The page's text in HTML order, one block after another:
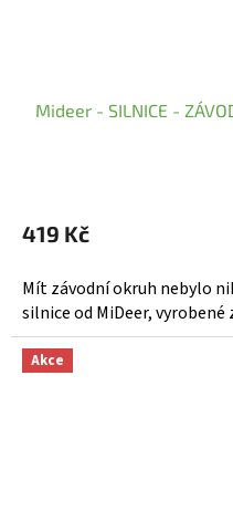
Mideer - SILNICE -
419 Kč
Mít závodní okruh nebylo
silnice od MiDeer, vyrobené
Akce